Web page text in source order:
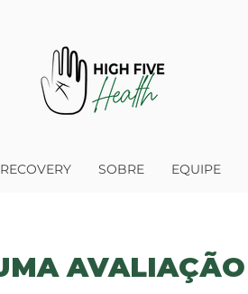
SOBRE EQUIPE
AVALIAÇÃO